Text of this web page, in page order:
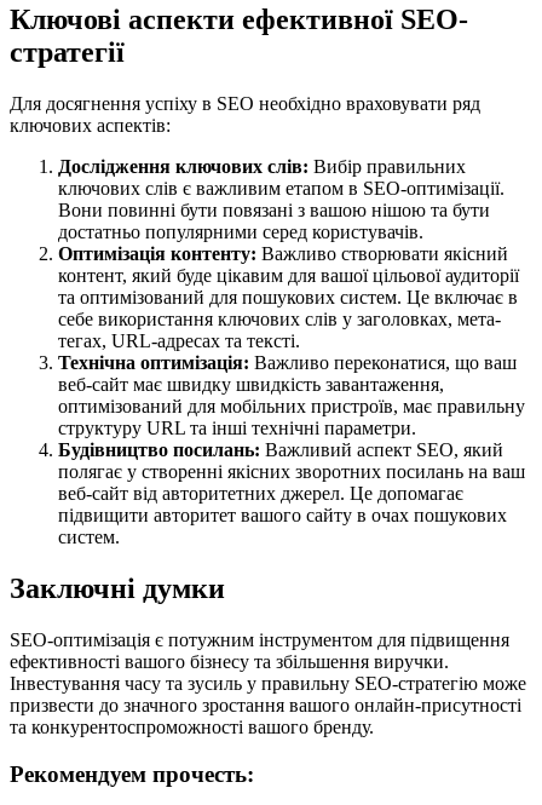
Ключові аспекти ефективної SEO-
стратегії
Для досягнення успіху в SEO необхідно враховувати ряд
ключових аспектів:
Дослідження ключових слів: Вибір правильних
ключових слів є важливим етапом в SEO-оптимізації.
Вони повинні бути повязані з вашою нішою та бути
достатньо популярними серед користувачів.
Оптимізація контенту: Важливо створювати якісний
контент, який буде цікавим для вашої цільової аудиторії
та оптимізований для пошукових систем. Це включає в
себе використання ключових слів у заголовках, мета-
тегах, URL-адресах та тексті.
Технічна оптимізація: Важливо переконатися, що ваш
веб-сайт має швидку швидкість завантаження,
оптимізований для мобільних пристроїв, має правильну
структуру URL та інші технічні параметри.
Будівництво посилань: Важливий аспект SEO, який
полягає у створенні якісних зворотних посилань на ваш
веб-сайт від авторитетних джерел. Це допомагає
підвищити авторитет вашого сайту в очах пошукових
систем.
Заключні думки
SEO-оптимізація є потужним інструментом для підвищення
ефективності вашого бізнесу та збільшення виручки.
Інвестування часу та зусиль у правильну SEO-стратегію може
призвести до значного зростання вашого онлайн-присутності
та конкурентоспроможності вашого бренду.
Рекомендуем прочесть: